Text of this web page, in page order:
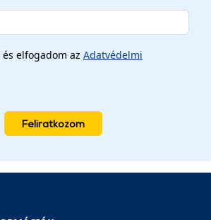
elfogadom az Adatvédelmi
Feliratkozom